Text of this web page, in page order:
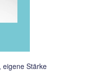
eigene Stärke